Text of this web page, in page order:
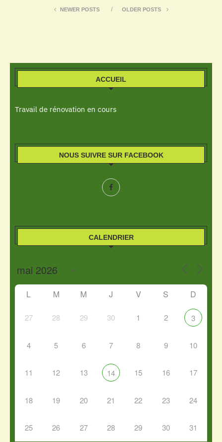
NEWER POSTS OLDER POSTS
ACCUEIL
Travail de rénovation en cours
NOUS SUIVRE SUR FACEBOOK
CALENDRIER
L M M J V S D
27 28 29 30 1 2 3
4 5 6 7 8 9 10
11 12 13 14 15 16 17
18 19 20 21 22 23 24
25 26 27 28 29 30 31